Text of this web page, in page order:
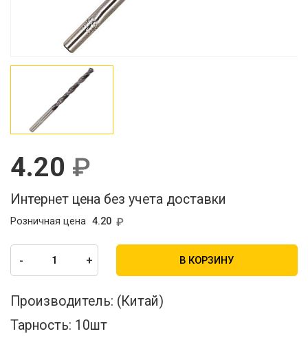
4.20
Интернет цена без учета доставки
4.20
Розничная цена
- + В КОРЗИНУ
Производитель: (Китай)
Тарность: 10шт